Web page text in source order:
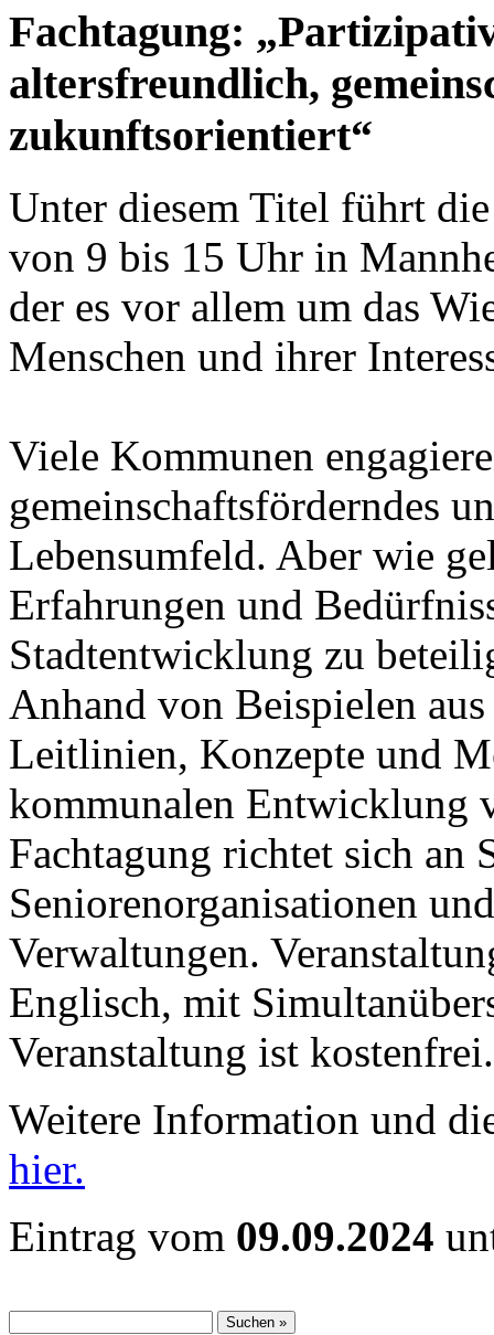
Fachtagung:
altersfreundlich,
zukunftsorientiert“
Unter diesem Titel führt
von 9 bis 15 Uhr in
der es vor allem um das
Menschen und ihrer
Viele Kommunen
gemeinschaftsförderndes
Lebensumfeld. Aber wie
Erfahrungen und
Stadtentwicklung zu
Anhand von Beispielen
Leitlinien, Konzepte und
kommunalen Entwicklung
Fachtagung richtet sich an
Seniorenorganisationen
Verwaltungen.
Englisch, mit
Veranstaltung ist kostenfrei.
Weitere Information und
hier.
Eintrag vom 09.09.2024